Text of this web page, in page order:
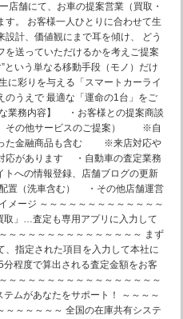
店舗にて、お車の提案営業（買取・
す。 お客様一人ひとりに合わせて生
設計、価値観にまで耳を傾け、 どう
を送っていただけるかを考えご提案
という単なる移動手段（モノ）だけ
に彩りを与える「スマートカーライ
のうえで 最適な「運命の1台」をご
業務内容】 ・お客様との提案商談
、その他サービスのご提案） ※自
った金融商品も含む ※来店対応や
応があります ・自動車の査定業務
への情報登録、店舗ブログの更新
置（洗車含む） ・その他店舗運営
ージ ～～～～～～～～～～～～～
取」…査定も専用アプリに入力して
～～～～～～～～～～～～～～ まず
、指定された項目を入力して本社に
程度で算出される査定金額をお客
～～～～～～～～～～～～～～～～
ムがあなたをサポート！ ～～～～
～～～～～～ 全国の在庫共有システ